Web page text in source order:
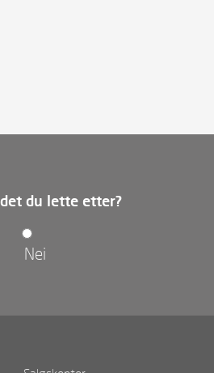
du lette etter?
Nei